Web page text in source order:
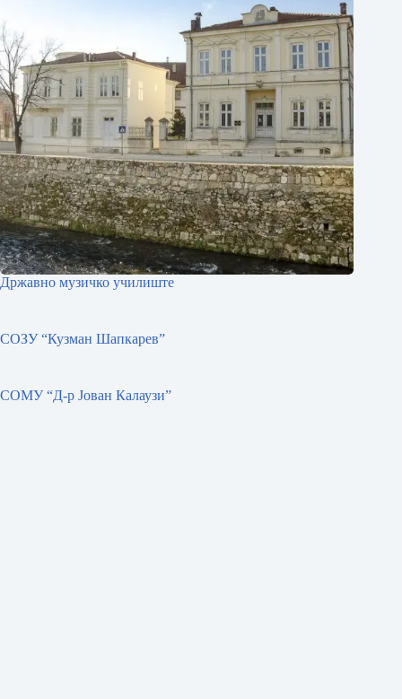
Државно музичко училиште
СОЗУ “Кузман Шапкарев”
СОМУ “Д-р Јован Калаузи”